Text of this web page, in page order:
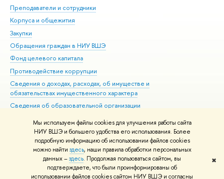
Мы используем файлы cookies для улучшения работы сайта
НИУ ВШЭ и большего удобства его использования. Более
подробную информацию об использовании файлов cookies
можно найти здесь, наши правила обработки персональных
данных –здесь. Продолжая пользоваться сайтом, вы
подтверждаете, что были проинформированы об
использовании файлов cookies сайтом НИУ ВШЭ и согласны
✖
Преподаватели и сотрудники
Корпуса и общежития
Закупки
Обращения граждан в НИУ ВШЭ
Фонд целевого капитала
Противодействие коррупции
Сведения о доходах, расходах, об имуществе и
обязательствах имущественного характера
Сведения об образовательной организации
Людям с ограниченными возможностями здоровья
Единая платежная страница
Работа в Вышке
© НИУ ВШЭ 1993–2026 Адреса и контакты Условия использования